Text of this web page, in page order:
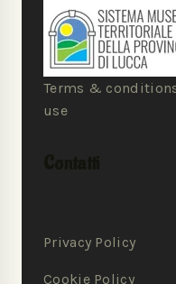
Terms &
use
Privacy Policy
Cookie Policy